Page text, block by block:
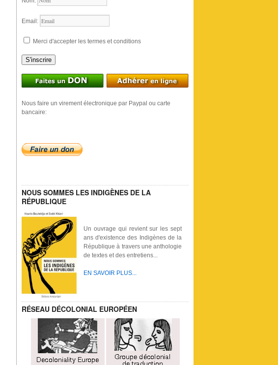
Email:
Merci d'accepter les termes et conditions
S'inscrire
Nous faire un virement électronique par Paypal ou carte
bancaire:
NOUS SOMMES LES INDIGÈNES DE LA
RÉPUBLIQUE
Un ouvrage qui revient sur les sept
ans d'existence des Indigènes de la
République à travers une anthologie
de textes et des entretiens...
EN SAVOIR PLUS...
RÉSEAU DÉCOLONIAL EUROPÉEN